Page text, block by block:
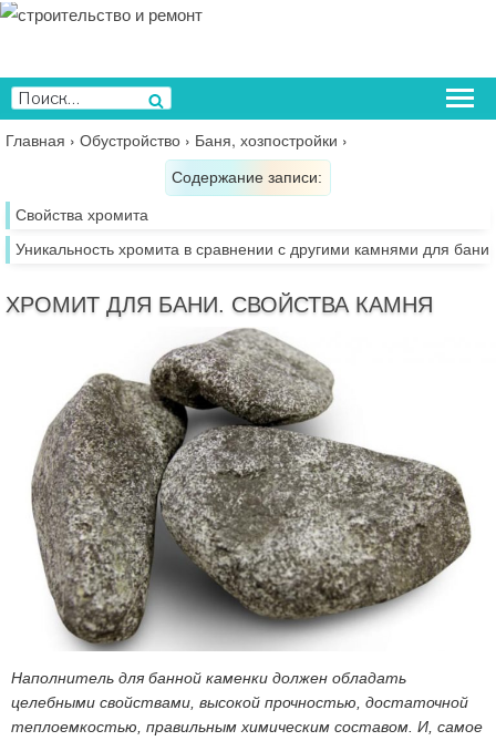
Перейти
содержимому
Искать:
Поиск
Главная › Обустройство › Баня, хозпостройки ›
Содержание записи:
Свойства хромита
Уникальность хромита в сравнении с другими камнями для бани
ХРОМИТ ДЛЯ БАНИ. СВОЙСТВА КАМНЯ
Наполнитель для банной каменки должен обладать
целебными свойствами, высокой прочностью, достаточной
теплоемкостью, правильным химическим составом. И, самое